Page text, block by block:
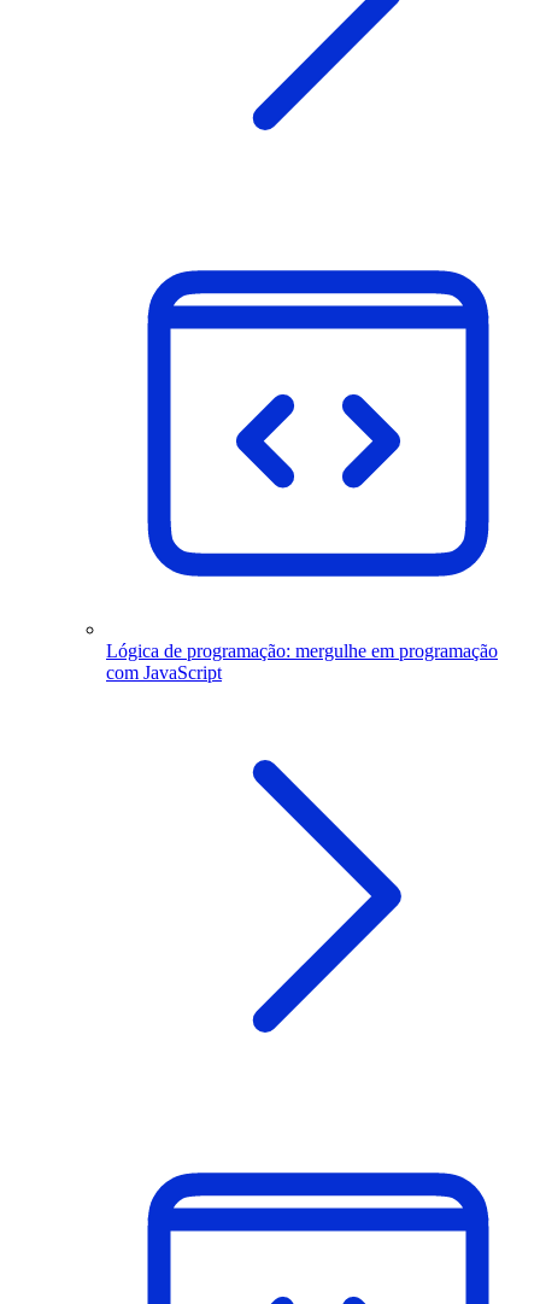
Lógica de programação: mergulhe em programação
com JavaScript